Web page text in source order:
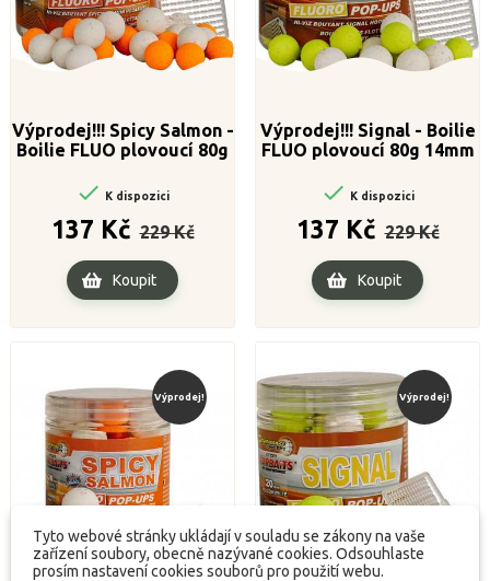
Výprodej!!! Spicy Salmon -
Boilie FLUO plovoucí 80g
 K dispozici
137 Kč cena
229 Kč
Cena
Koupit
Výprodej!!! Signal - Boilie
FLUO plovoucí 80g 14mm
 K dispozici
137 Kč cena
229 Kč
Cena
Koupit
Výprodej! Výprodej!
Tyto webové stránky ukládají v souladu se zákony na vaše
zařízení soubory, obecně nazývané cookies. Odsouhlaste
prosím nastavení cookies souborů pro použití webu.